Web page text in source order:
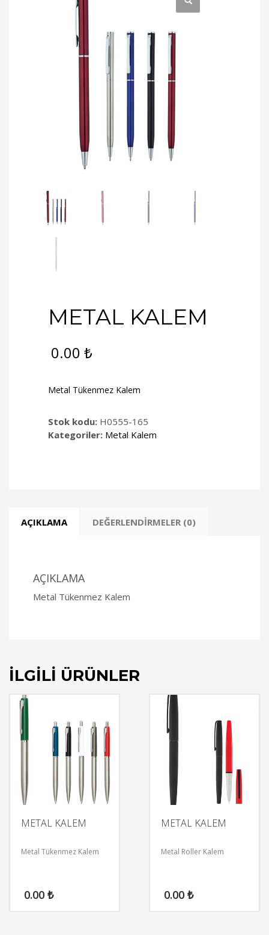
METAL KALEM
0.00 ₺
Metal Tükenmez Kalem
Stok kodu: H0555-165
Kategoriler: Metal Kalem
AÇIKLAMA DEĞERLENDIRMELER (0)
AÇIKLAMA
Metal Tükenmez Kalem
İLGILI ÜRÜNLER
METAL KALEM
Metal Tükenmez Kalem
0.00 ₺
METAL KALEM
Metal Roller Kalem
0.00 ₺